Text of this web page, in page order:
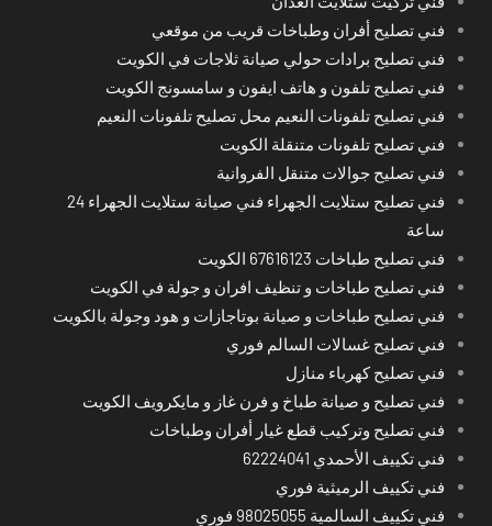
فني تصليح أفران وطباخات قريب من موقعي
فني تصليح برادات حولي صيانة ثلاجات في الكويت
فني تصليح تلفون و هاتف ايفون و سامسونج الكويت
فني تصليح تلفونات النعيم محل تصليح تلفونات النعيم
فني تصليح تلفونات متنقلة الكويت
فني تصليح جوالات متنقل الفروانية
فني تصليح ستلايت الجهراء فني صيانة ستلايت الجهراء 24
ساعة
فني تصليح طباخات 67616123 الكويت
فني تصليح طباخات و تنظيف افران و جولة في الكويت
فني تصليح طباخات و صيانة بوتاجازات و هود وجولة بالكويت
فني تصليح غسالات السالم فوري
فني تصليح كهرباء منازل
فني تصليح و صيانة طباخ و فرن غاز و مايكرويف الكويت
فني تصليح وتركيب قطع غيار أفران وطباخات
فني تكييف الأحمدي 62224041
فني تكييف الرميثية فوري
فني تكييف السالمية 98025055 فوري